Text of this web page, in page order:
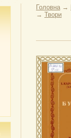
Головна →
→ Твори